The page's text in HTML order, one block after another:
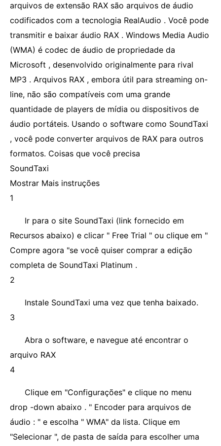
arquivos de extensão RAX são arquivos de áudio
codificados com a tecnologia RealAudio . Você pode
transmitir e baixar áudio RAX . Windows Media Audio
(WMA) é codec de áudio de propriedade da
Microsoft , desenvolvido originalmente para rival
MP3 . Arquivos RAX , embora útil para streaming on-
line, não são compatíveis com uma grande
quantidade de players de mídia ou dispositivos de
áudio portáteis. Usando o software como SoundTaxi
, você pode converter arquivos de RAX para outros
formatos. Coisas que você precisa
SoundTaxi
Mostrar Mais instruções
1
Ir para o site SoundTaxi (link fornecido em
Recursos abaixo) e clicar " Free Trial " ou clique em "
Compre agora "se você quiser comprar a edição
completa de SoundTaxi Platinum .
2
Instale SoundTaxi uma vez que tenha baixado.
3
Abra o software, e navegue até encontrar o
arquivo RAX
4
Clique em "Configurações" e clique no menu
drop -down abaixo . " Encoder para arquivos de
áudio : " e escolha " WMA" da lista. Clique em
"Selecionar ", de pasta de saída para escolher uma